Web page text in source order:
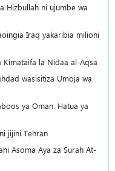
Hizbullah ni ujumbe wa
Iraq yakaribia milioni
la Nidaa al-Aqsa
wasisitiza Umoja wa
ya Oman: Hatua ya
jijini Tehran
Asoma Aya za Surah At-